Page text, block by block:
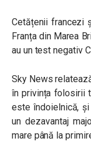
Cetățenii francezi
Franța din Marea
au un test negativ
Sky News
în privința folosirii
este îndoielnică,
un dezavantaj
mare până la